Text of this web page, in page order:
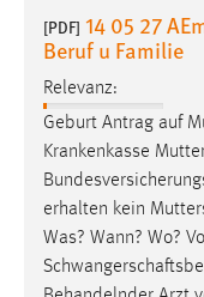
[PDF] 14 05 27
Beruf u Familie
Relevanz:
Geburt Antrag auf
Krankenkasse
erhalten kein
Was? Wann? Wo?